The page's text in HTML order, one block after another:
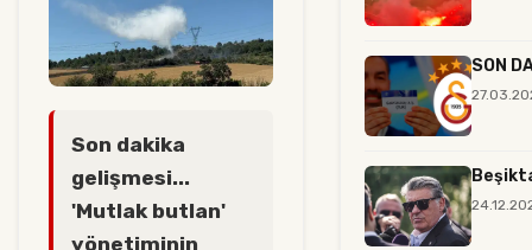
Son dakika
gelişmesi...
'Mutlak butlan'
yönetiminin
SON